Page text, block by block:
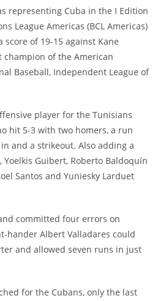
representing Cuba in the I Edition
League Americas (BCL Americas)
of 19-15 against Kane
champion of the American
Baseball, Independent League of
player for the Tunisians
hit 5-3 with two homers, a run
and a strikeout. Also adding a
Yoelkis Guibert, Roberto Baldoquín
Santos and Yuniesky Larduet
committed four errors on
hander Albert Valladares could
and allowed seven runs in just
for the Cubans, only the last